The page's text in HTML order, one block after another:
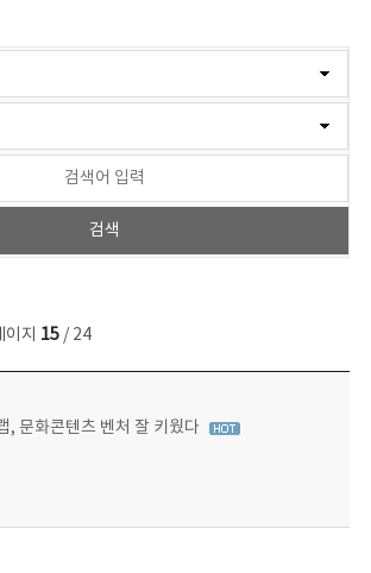
이지 15/ 24
, 문화콘텐츠 벤처 잘 키웠다